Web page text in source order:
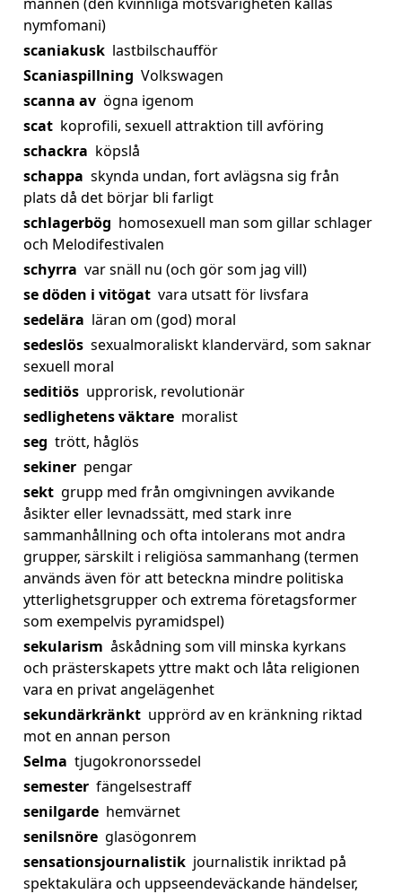
nymfomani)
scaniakusk lastbilschaufför
Scaniaspillning Volkswagen
scanna av ögna igenom
scat koprofili, sexuell attraktion till avföring
schackra köpslå
schappa skynda undan, fort avlägsna sig från
plats då det börjar bli farligt
schlagerbög homosexuell man som gillar schlager
och Melodifestivalen
schyrra var snäll nu (och gör som jag vill)
se döden i vitögat vara utsatt för livsfara
sedelära läran om (god) moral
sedeslös sexualmoraliskt klandervärd, som saknar
sexuell moral
seditiös upprorisk, revolutionär
sedlighetens väktare moralist
seg trött, håglös
sekiner pengar
sekt grupp med från omgivningen avvikande
åsikter eller levnadssätt, med stark inre
sammanhållning och ofta intolerans mot andra
grupper, särskilt i religiösa sammanhang (termen
används även för att beteckna mindre politiska
ytterlighetsgrupper och extrema företagsformer
som exempelvis pyramidspel)
sekularism åskådning som vill minska kyrkans
och prästerskapets yttre makt och låta religionen
vara en privat angelägenhet
sekundärkränkt upprörd av en kränkning riktad
mot en annan person
Selma tjugokronorssedel
semester fängelsestraff
senilgarde hemvärnet
senilsnöre glasögonrem
sensationsjournalistik journalistik inriktad på
spektakulära och uppseendeväckande händelser,